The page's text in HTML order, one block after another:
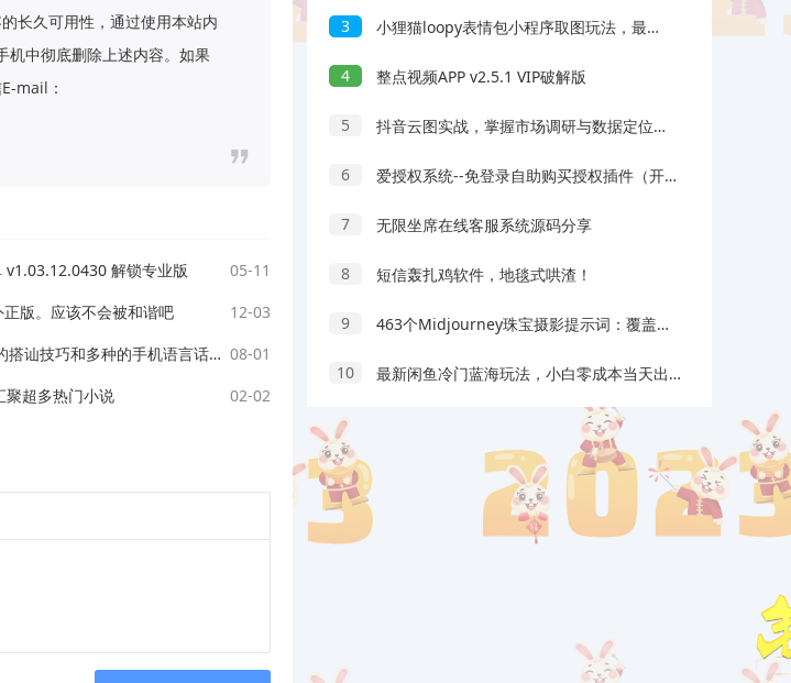
长久可用性，通过使用本站内
机中彻底删除上述内容。如果
mail：
解锁专业版
05-11
版。应该不会被和谐吧
12-03
恋小帮 海量的交友的搭讪技巧和多种的手机语言话术的方式 08-01
聚超多热门小说 02-02
3 小狸猫loopy表情包小程序取图玩法，最新出的表情包素材
4 整点视频APP v2.5.1 VIP破解版
5 抖音云图实战，掌握市场调研与数据定位，提升内容种草与转化能力
6 爱授权系统--免登录自助购买授权插件（开源）
7 无限坐席在线客服系统源码分享
8 短信轰扎鸡软件，地毯式哄渣！
9 463个Midjourney珠宝摄影提示词：覆盖全品类珠宝，AI设计秒出专业效果
10 最新闲鱼冷门蓝海玩法，小白零成本当天出单日入200+